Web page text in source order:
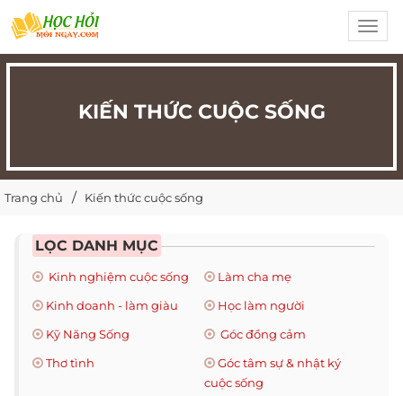
KIẾN THỨC CUỘC SỐNG
Trang chủ Kiến thức cuộc sống
LỌC DANH MỤC
Kinh nghiệm cuộc sống
Làm cha mẹ
Kinh doanh - làm giàu
Học làm người
Kỹ Năng Sống
Góc đồng cảm
Thơ tình
Góc tâm sự & nhật ký
cuộc sống